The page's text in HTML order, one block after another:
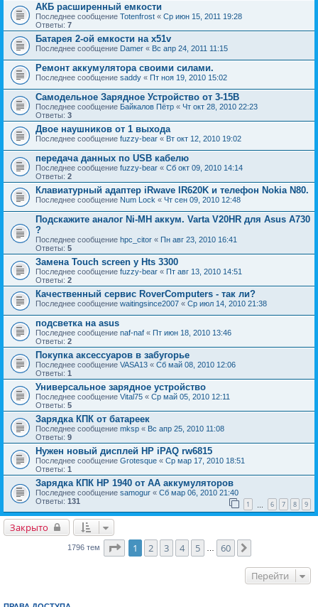
АКБ расширенный емкости
Последнее сообщение Totenfrost « Ср июн 15, 2011 19:28
Ответы: 7
Батарея 2-ой емкости на x51v
Последнее сообщение Damer « Вс апр 24, 2011 11:15
Ремонт аккумулятора своими силами.
Последнее сообщение saddy « Пт ноя 19, 2010 15:02
Самодельное Зарядное Устройство от 3-15В
Последнее сообщение Байкалов Пётр « Чт окт 28, 2010 22:23
Ответы: 3
Двое наушников от 1 выхода
Последнее сообщение fuzzy-bear « Вт окт 12, 2010 19:02
передача данных по USB кабелю
Последнее сообщение fuzzy-bear « Сб окт 09, 2010 14:14
Ответы: 2
Клавиатурный адаптер iRwave IR620K и телефон Nokia N80.
Последнее сообщение Num Lock « Чт сен 09, 2010 12:48
Подскажите аналог Ni-MH аккум. Varta V20HR для Asus A730
?
Последнее сообщение hpc_citor « Пн авг 23, 2010 16:41
Ответы: 5
Замена Touch screen у Hts 3300
Последнее сообщение fuzzy-bear « Пт авг 13, 2010 14:51
Ответы: 2
Качественный сервис RoverComputers - так ли?
Последнее сообщение waitingsince2007 « Ср июл 14, 2010 21:38
подсветка на asus
Последнее сообщение naf-naf « Пт июн 18, 2010 13:46
Ответы: 2
Покупка аксессуаров в забугорье
Последнее сообщение VASA13 « Сб май 08, 2010 12:06
Ответы: 1
Универсальное зарядное устройство
Последнее сообщение Vital75 « Ср май 05, 2010 12:11
Ответы: 5
Зарядка КПК от батареек
Последнее сообщение mksp « Вс апр 25, 2010 11:08
Ответы: 9
Нужен новый дисплей HP iPAQ rw6815
Последнее сообщение Grotesque « Ср мар 17, 2010 18:51
Ответы: 1
Зарядка КПК HP 1940 от AA аккумуляторов
Последнее сообщение samogur « Сб мар 06, 2010 21:40
Ответы: 131 1 6 7 8 9
Закрыто
1796 тем Страница1 из
1 2 3 4 5 … 60
Перейти